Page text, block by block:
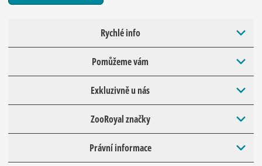
Rychlé info
Pomůžeme vám
Exkluzivně u nás
ZooRoyal značky
Právní informace